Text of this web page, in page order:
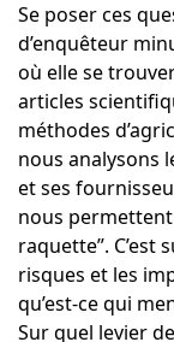
Se poser ces
d’enquêteur
où elle se
articles
méthodes
nous analysons
et ses
nous permettent
raquette”. C’est
risques et les
qu’est-ce qui
Sur quel levier